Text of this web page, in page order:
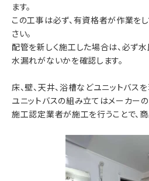
ます。
この工事は必ず、有資格者が作業を
さい。
配管を新しく施工した場合は、必ず水
水漏れがないかを確認します。
床、壁、天井、浴槽などユニットバス
ユニットバスの組み立てはメーカー
施工認定業者が施工を行うことで、商